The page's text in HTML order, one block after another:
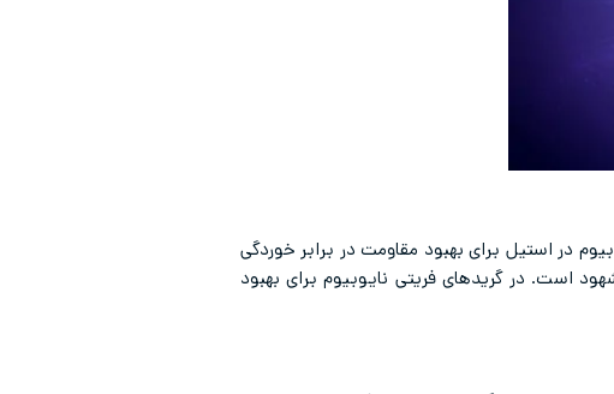
در استیل برای بهبود مقاومت در برابر خوردگی
است. در گریدهای فریتی نایوبیوم برای بهبود